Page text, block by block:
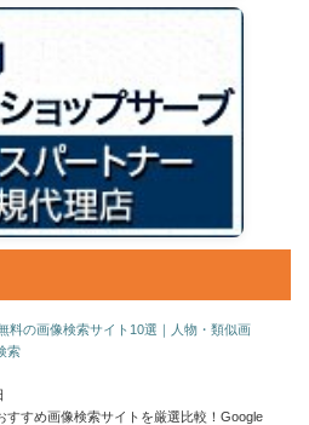
料の画像検索サイト10選｜人物・類似画
索
すすめ画像検索サイトを厳選比較！Google